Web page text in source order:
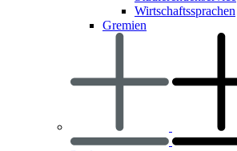
Wirtschaftssprachen
Gremien